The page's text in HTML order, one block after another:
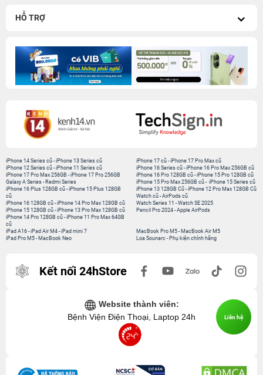
HỖ TRỢ
iPhone 14 Series cũ -iPhone 13 Series cũ
iPhone 12 Series cũ -iPhone 11 Series cũ
iPhone 17 Pro Max 256GB -iPhone 17 Pro 256GB
Galaxy A Series - Redmi Series
iPhone 17 cũ-iPhone 17 Pro Max cũ
iPhone 16 Series cũ- iPhone 16 Pro Max 256GB cũ
iPhone 16 Pro 128GB cũ-iPhone 15 Pro 128GB cũ
iPhone 15 Pro Max 256GB cũ- iPhone 15 Series cũ
iPhone 16 Plus 128GB cũ -iPhone 15 Plus 128GB
cũ
iPhone 16 128GB cũ -iPhone 14 Pro Max 128GB cũ
iPhone 15 128GB cũ -iPhone 13 Pro Max 128GB cũ
iPhone 14 Pro 128GB cũ -iPhone 11 Pro Max 64GB
cũ
iPhone 13 128GB Cũ-iPhone 12 Pro Max 128GB Cũ
Watch cũ-AirPods cũ
Watch Series 11 -Watch SE 2025
Pencil Pro 2024-Apple AirPods
iPad A16 -iPad Air M4 -iPad mini 7
iPad Pro M5 - MacBook Neo
MacBook Pro M5- MacBook Air M5
Loa Sounarc- Phụ kiện chính hãng
Kết nối 24hStore
Website thành viên:
Bệnh Viện Điện Thoại, Laptop 24h
Liên hệ